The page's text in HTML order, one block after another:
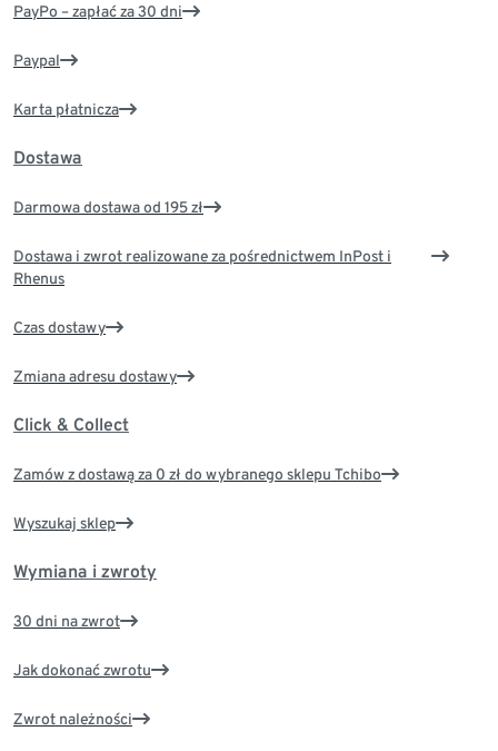
PayPo – zapłać za 30 dni
Paypal
Karta płatnicza
Dostawa
Darmowa dostawa od 195 zł
Dostawa i zwrot realizowane za pośrednictwem InPost i
Rhenus
Czas dostawy
Zmiana adresu dostawy
Click & Collect
Zamów z dostawą za 0 zł do wybranego sklepu Tchibo
Wyszukaj sklep
Wymiana i zwroty
30 dni na zwrot
Jak dokonać zwrotu
Zwrot należności